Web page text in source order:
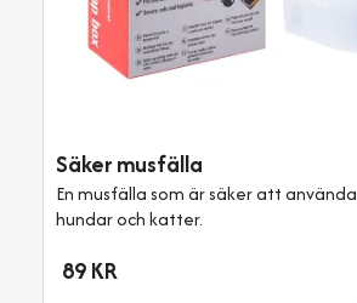
Säker musfälla
En musfälla som är säker att
hundar och katter.
89 KR